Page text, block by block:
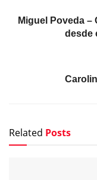
Miguel Poveda –
desde
Related Posts